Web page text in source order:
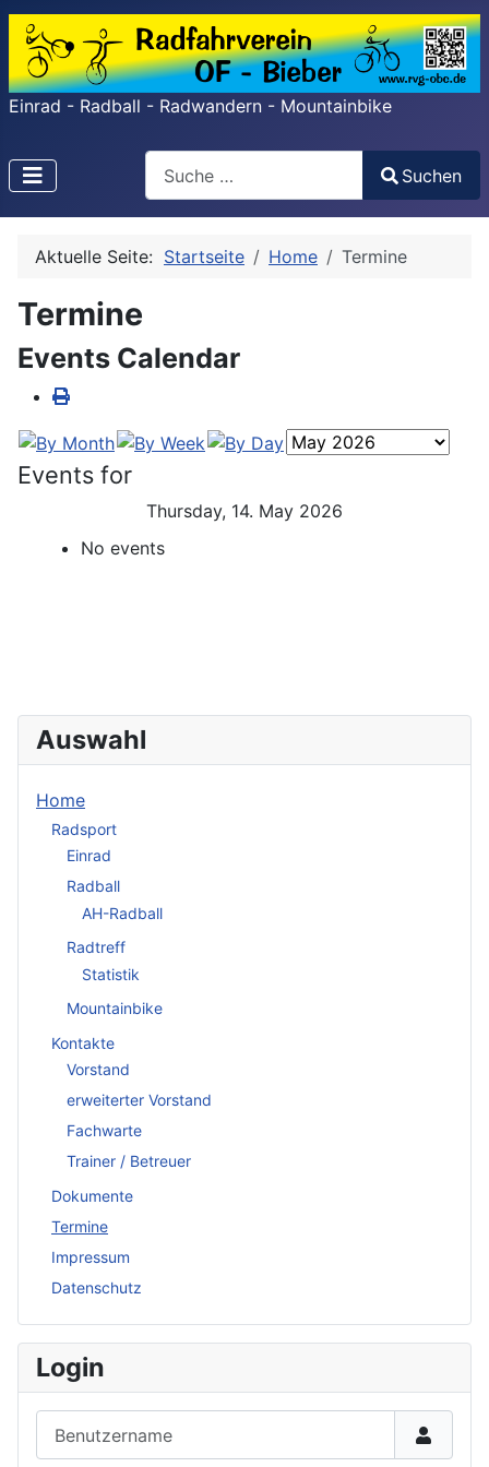
Einrad - Radball - Radwandern - Mountainbike
Search
Type 2 or more characters for results.
Suchen
Aktuelle Seite: Startseite Home Termine
Termine
Events Calendar
Events for
Thursday, 14. May 2026
No events
Auswahl
Home
Radsport
Einrad
Radball
AH-Radball
Radtreff
Statistik
Mountainbike
Kontakte
Vorstand
erweiterter Vorstand
Fachwarte
Trainer / Betreuer
Dokumente
Termine
Impressum
Datenschutz
Login